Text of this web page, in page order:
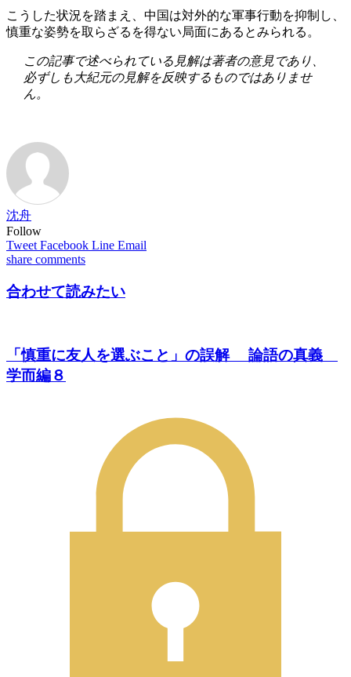
こうした状況を踏まえ、中国は対外的な軍事行動を抑制し、
慎重な姿勢を取らざるを得ない局面にあるとみられる。
この記事で述べられている見解は著者の意見であり、
必ずしも大紀元の見解を反映するものではありませ
ん。
沈舟
Follow
Tweet Facebook Line Email
share comments
合わせて読みたい
「慎重に友人を選ぶこと」の誤解 論語の真義
学而編８